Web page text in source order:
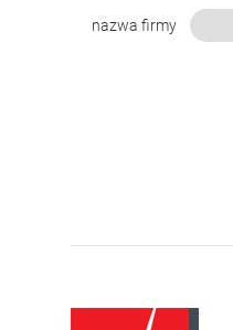
nazwa firmy